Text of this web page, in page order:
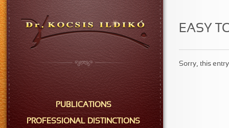
EASY
Sorry, this
PUBLICATIONS
PROFESSIONAL DISTINCTIONS